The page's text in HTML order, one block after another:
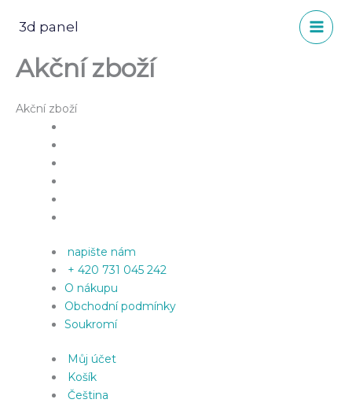
3d panel
Akční zboží
Akční zboží
napište nám
+ 420 731 045 242
O nákupu
Obchodní podmínky
Soukromí
Můj účet
Košík
Čeština